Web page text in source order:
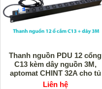
Thanh nguồn PDU 12 cổng
C13 kèm dây nguồn 3M,
aptomat CHINT 32A cho tủ
rack
Liên hệ